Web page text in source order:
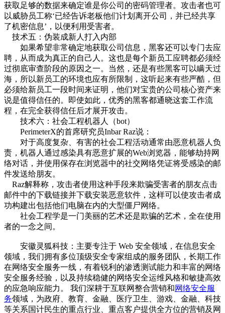
获取足够的数据来确定谁是你公司的密码管理者。攻击者也可
以威胁员工称‘已经告诉老板他们计划离开公司，并已经共享
了机密信息’，以便利用受害者。
技术五：伪装成新人打入内部
如果希望非常确定地获取公司信息，黑客还可以专门去应
聘，从而成为真正的自己人。这也是每个新员工应聘都必须经
过彻底审查阶段的原因之一。当然，还是有些黑客可以瞒天过
海，所以新员工的环境也应有所限制，这听起来有些严酷，但
必须给新员工一段时间来证明，他们对宝贵的公司核心资产来
说是值得信任的。即使如此，优秀的黑客都通晓这套工作流
程，在完全获得信任后才展开攻击。
技术六：社会工程机器人（bot）
PerimeterX的首席研究员Inbar Raz说：
对于高度复杂、有害的社会工程活动通常由恶意机器人负
责，机器人通过感染具有恶意扩展的Web浏览器，能够劫持网
络对话，并使用保存在浏览器中的社交网络凭证将受感染的邮
件发送给朋友。
Raz解释称，攻击者使用这种手段来欺骗受害者的朋友点击
邮件中的下载链接并下载安装恶意软件，这样可以使攻击者成
功构建出包括他们电脑在内的大型僵尸网络。
社会工程学是一门美丽的艺术还是欺骗的艺术，全在使用
者的一念之间。
安徽灵狐科技：主要专注于 Web 安全领域，在信息安全
领域，我们拥有多位顶级安全专家组成的服务团队，长期工作
在网络安全服务一线，有着锐利的渗透测试能力和丰富的网络
安全服务经验，以及持续稳健的网络安全运维风格和敏捷高效
的应急响应能力。 我们深耕于互联网整合营销和网络安全服
务领域，为政府、教育、金融、医疗卫生、游戏、金融、科技
等关系国计民生的重点行业、重点客户提供全方位的营销及网